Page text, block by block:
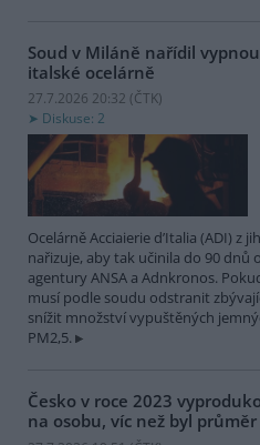
Soud v Miláně nařídil
italské ocelárně
27.7.2026 20:32 (ČTK)
Diskuse: 2
Ocelárně Acciaierie d’Italia (ADI) z
nařizuje, aby tak učinila do 90
agentury ANSA a Adnkronos.
musí podle soudu odstranit
snížit množství vypuštěných
PM2,5.
Česko v roce 2023
na osobu, víc než byl průměr